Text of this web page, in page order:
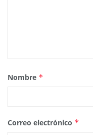
Nombre *
Correo electrónico *